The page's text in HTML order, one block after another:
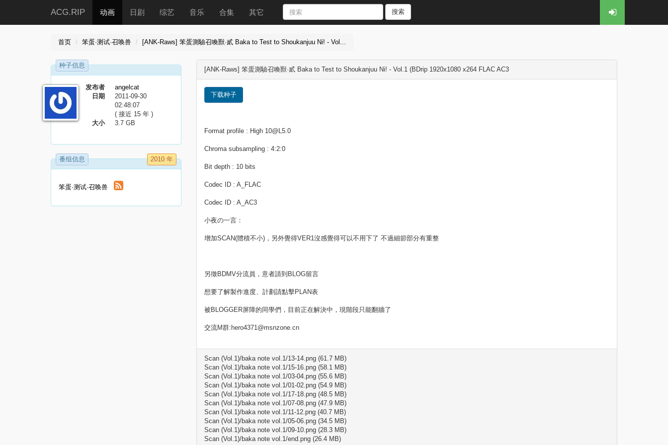
ACG.RIP 动画 日剧 综艺 音乐 合集 其它 搜索
首页 笨蛋·测试·召唤兽 [ANK-Raws] 笨蛋測驗召喚獸·貳 Baka to Test to Shoukanjuu Ni! - Vol...
种子信息
发布者
angelcat
日期
2011-09-30
02:48:07
( 接近 15 年 )
大小
3.7 GB
番组信息 2010 年
笨蛋·测试·召唤兽
[ANK-Raws] 笨蛋測驗召喚獸·貳 Baka to Test to Shoukanjuu Ni! - Vol.1 (BDrip 1920x1080 x264 FLAC AC3
下载种子
Format profile : High 10@L5.0
Chroma subsampling : 4:2:0
Bit depth : 10 bits
Codec ID : A_FLAC
Codec ID : A_AC3
小夜の一言：
增加SCAN(體積不小)，另外覺得VER1沒感覺得可以不用下了 不過細節部分有重整
另徵BDMV分流員，意者請到BLOG留言
想要了解製作進度、計劃請點擊PLAN表
被BLOGGER屏障的同學們，目前正在解決中，現階段只能翻牆了
交流M群:hero4371@msnzone.cn
Scan (Vol.1)/baka note vol.1/13-14.png (61.7 MB)
Scan (Vol.1)/baka note vol.1/15-16.png (58.1 MB)
Scan (Vol.1)/baka note vol.1/03-04.png (55.6 MB)
Scan (Vol.1)/baka note vol.1/01-02.png (54.9 MB)
Scan (Vol.1)/baka note vol.1/17-18.png (48.5 MB)
Scan (Vol.1)/baka note vol.1/07-08.png (47.9 MB)
Scan (Vol.1)/baka note vol.1/11-12.png (40.7 MB)
Scan (Vol.1)/baka note vol.1/05-06.png (34.5 MB)
Scan (Vol.1)/baka note vol.1/09-10.png (28.3 MB)
Scan (Vol.1)/baka note vol.1/end.png (26.4 MB)